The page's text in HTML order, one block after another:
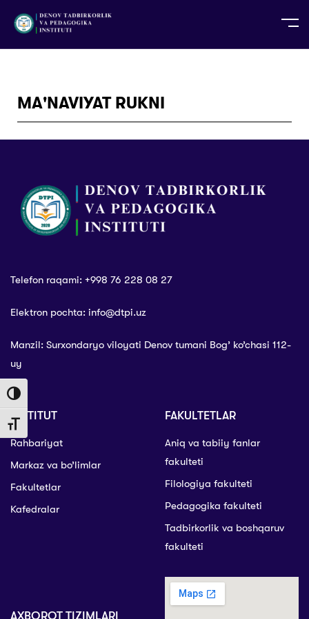
Toggle High Contrast
Toggle Font size
TG TR
MA'NAVIYAT RUKNI
Telefon raqami: +998 76 228 08 27
Elektron pochta: info@dtpi.uz
Manzil: Surxondaryo viloyati Denov tumani Bog’ ko’chasi 112-
uy
INSTITUT
Rahbariyat
Markaz va bo’limlar
Fakultetlar
Kafedralar
FAKULTETLAR
Aniq va tabiiy fanlar
fakulteti
Filologiya fakulteti
Pedagogika fakulteti
Tadbirkorlik va boshqaruv
fakulteti
AXBOROT TIZIMLARI